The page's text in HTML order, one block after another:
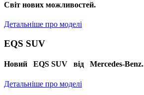
Cвіт нових можливостей.
Детальніше про моделі
EQS SUV
Новий EQS SUV від Mercedes-Benz.
Детальніше про моделі